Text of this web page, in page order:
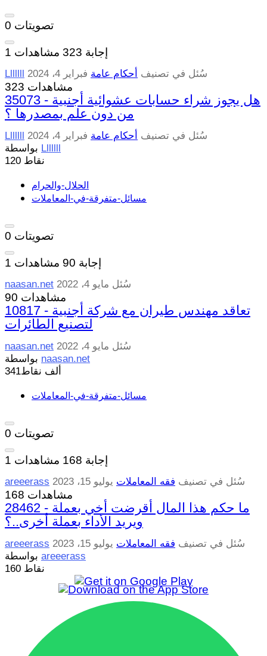
0 تصويتات
1 إجابة 323 مشاهدات
Lllllll سُئل في تصنيف أحكام عامة فبراير 4، 2024
323 مشاهدات
35073 - هل يجوز شراء حسابات عشوائية أجنبية
من دون علم بمصدرها ؟
Lllllll سُئل في تصنيف أحكام عامة فبراير 4، 2024
Lllllll
120 نقاط
الحلال-والحرام
مسائل-متفرقة-في-المعاملات
0 تصويتات
1 إجابة 90 مشاهدات
naasan.net سُئل مايو 4، 2022
90 مشاهدات
10817 - تعاقد مهندس طيران مع شركة أجنبية
لتصنيع الطائرات
naasan.net سُئل مايو 4، 2022
naasan.net
341ألف نقاط
مسائل-متفرقة-في-المعاملات
0 تصويتات
1 إجابة 168 مشاهدات
areeerass سُئل في تصنيف فقه المعاملات يوليو 15، 2023
168 مشاهدات
28462 - ما حكم هذا المال أقرضت أخي بعملة
ويريد الأداء بعملة أخرى..؟
areeerass سُئل في تصنيف فقه المعاملات يوليو 15، 2023
areeerass
160 نقاط